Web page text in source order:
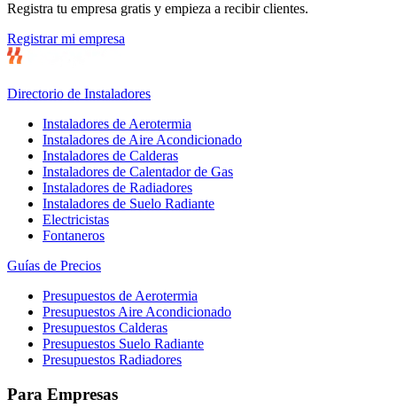
Registra tu empresa gratis y empieza a recibir clientes.
Registrar mi empresa
Directorio de Instaladores
Instaladores de Aerotermia
Instaladores de Aire Acondicionado
Instaladores de Calderas
Instaladores de Calentador de Gas
Instaladores de Radiadores
Instaladores de Suelo Radiante
Electricistas
Fontaneros
Guías de Precios
Presupuestos de Aerotermia
Presupuestos Aire Acondicionado
Presupuestos Calderas
Presupuestos Suelo Radiante
Presupuestos Radiadores
Para Empresas